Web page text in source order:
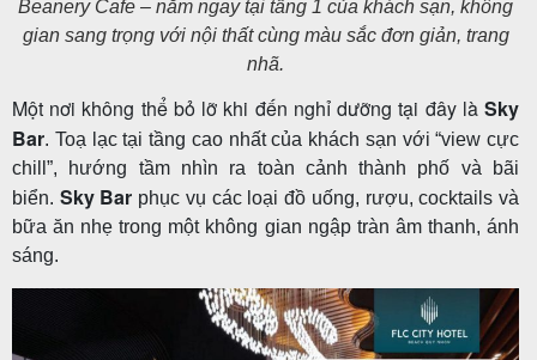
Beanery Cafe – nằm ngay tại tầng 1 của khách sạn, không
gian sang trọng với nội thất cùng màu sắc đơn giản, trang
nhã.
Một nơi không thể bỏ lỡ khi đến nghỉ dưỡng tại đây là Sky
Bar. Toạ lạc tại tầng cao nhất của khách sạn với “view cực
chill”, hướng tầm nhìn ra toàn cảnh thành phố và bãi
biển. Sky Bar phục vụ các loại đồ uống, rượu, cocktails và
bữa ăn nhẹ trong một không gian ngập tràn âm thanh, ánh
sáng.